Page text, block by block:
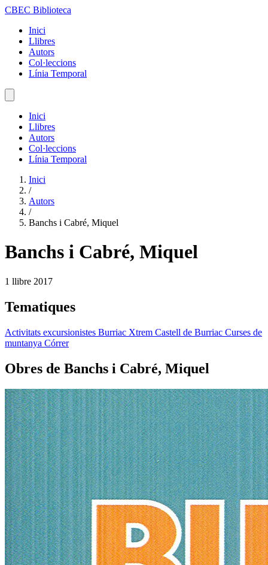
CBEC Biblioteca
Inici
Llibres
Autors
Col·leccions
Línia Temporal
Inici
Llibres
Autors
Col·leccions
Línia Temporal
Inici
/
Autors
/
Banchs i Cabré, Miquel
Banchs i Cabré, Miquel
1 llibre 2017
Tematiques
Activitats excursionistes Burriac Xtrem Castell de Burriac Curses de
muntanya Córrer
Obres de Banchs i Cabré, Miquel